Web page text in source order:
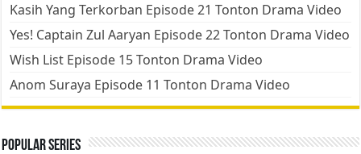
Kasih Yang Terkorban Episode 21 Tonton Drama Video
Yes! Captain Zul Aaryan Episode 22 Tonton Drama Video
Wish List Episode 15 Tonton Drama Video
Anom Suraya Episode 11 Tonton Drama Video
Popular Series